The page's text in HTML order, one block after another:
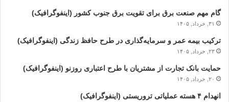
گام مهم صنعت برق برای تقویت برق جنوب کشور (اینفوگرافیک)
۳۱, خرداد, ۱۴۰۵
ترکیب بیمه عمر و سرمایه‌گذاری در طرح حافظ زندگی (اینفوگرافیک)
۲۳, خرداد, ۱۴۰۵
حمایت بانک تجارت از مشتریان با طرح اعتباری روزنو (اینفوگرافیک)
۲۰, خرداد, ۱۴۰۵
انهدام ۴ هسته عملیاتی تروریستی (اینفوگرافیک)